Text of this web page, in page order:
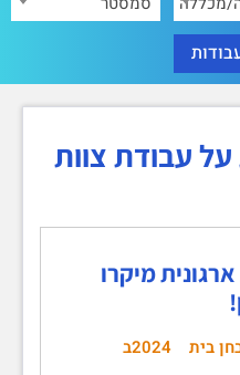
עבודת צוות
מיקרו
בית 2024ב